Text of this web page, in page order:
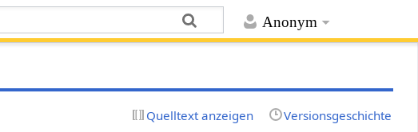
Anonym
Quelltext anzeigen Versionsgeschichte